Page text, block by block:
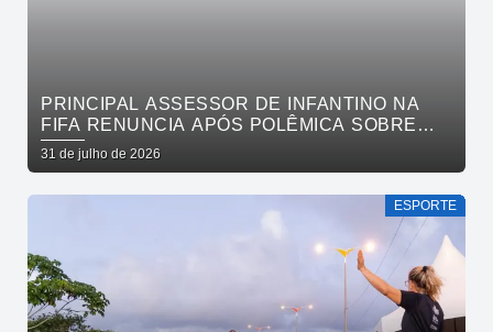
PRINCIPAL ASSESSOR DE INFANTINO NA
FIFA RENUNCIA APÓS POLÊMICA SOBRE
VENDA DE PARTICIPAÇÃO E BOICOTE DA
UEFA
31 de julho de 2026
ESPORTE